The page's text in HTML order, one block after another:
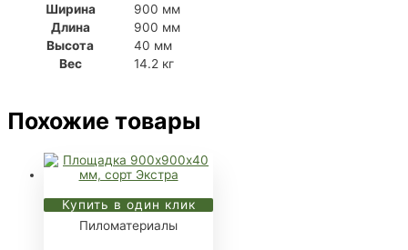
Ширина
900 мм
Длина
900 мм
Высота
40 мм
Вес
14.2 кг
Похожие товары
Купить в один клик
Пиломатериалы